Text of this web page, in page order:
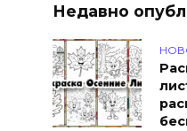
Недавно